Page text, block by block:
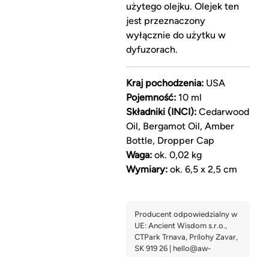
użytego olejku. Olejek ten
jest przeznaczony
wyłącznie do użytku w
dyfuzorach.
Kraj pochodzenia:USA
Pojemność:10 ml
Składniki (INCI):Cedarwood
Oil, Bergamot Oil, Amber
Bottle, Dropper Cap
Waga:ok. 0,02 kg
Wymiary:ok. 6,5 x 2,5 cm